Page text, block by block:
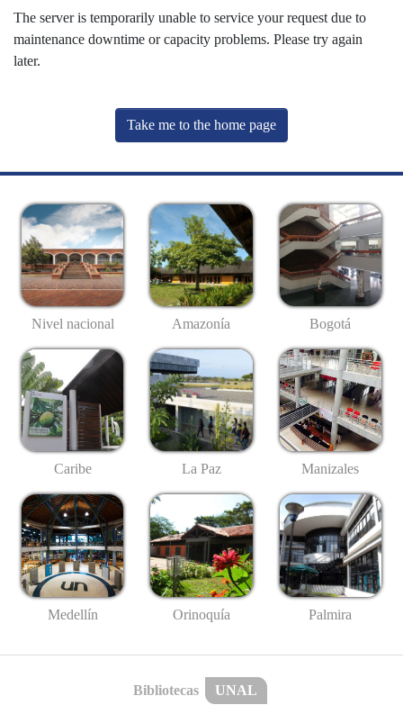
The server is temporarily unable to service your request due to
maintenance downtime or capacity problems. Please try again
later.
Take me to the home page
Nivel nacional Amazonía Bogotá
Caribe La Paz Manizales
Medellín Orinoquía Palmira
Bibliotecas UNAL